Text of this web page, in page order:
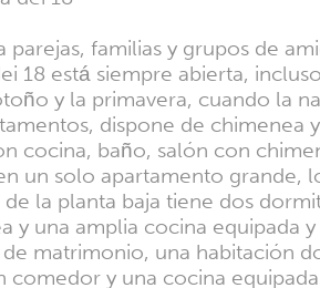
parejas, familias y grupos de
18 está siempre abierta,
y la primavera, cuando la
dispone de chimenea
cocina, baño, salón con
un solo apartamento grande,
la planta baja tiene dos
y una amplia cocina equipada
matrimonio, una habitación
comedor y una cocina